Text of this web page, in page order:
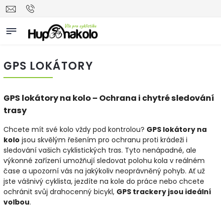
GPS LOKÁTORY
GPS lokátory na kolo – Ochrana i chytré sledování
trasy
Chcete mít své kolo vždy pod kontrolou? GPS lokátory na
kolo jsou skvělým řešením pro ochranu proti krádeži i
sledování vašich cyklistických tras. Tyto nenápadné, ale
výkonné zařízení umožňují sledovat polohu kola v reálném
čase a upozorní vás na jakýkoliv neoprávněný pohyb. Ať už
jste vášnivý cyklista, jezdíte na kole do práce nebo chcete
ochránit svůj drahocenný bicykl, GPS trackery jsou ideální
volbou.